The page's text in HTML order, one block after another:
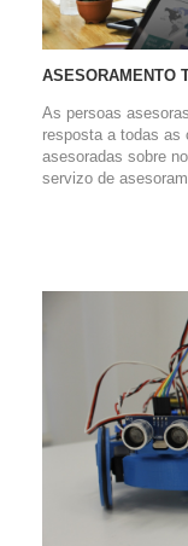
ASESORAMENTO
As persoas
resposta a todas as
asesoradas sobre
servizo de